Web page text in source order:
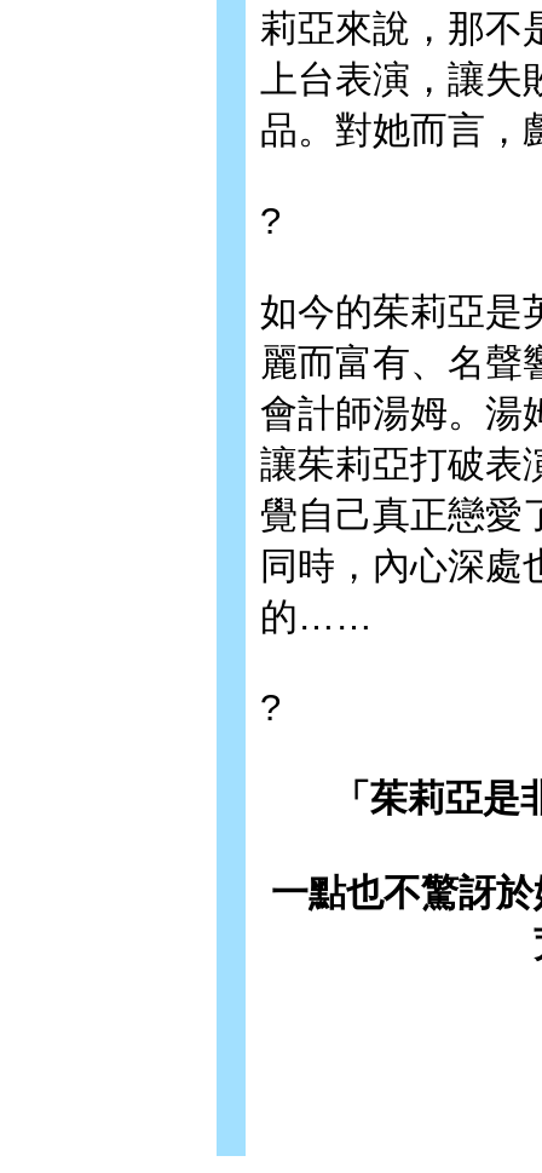
莉亞來說，那不
上台表演，讓失
品。對她而言，
?
如今的茱莉亞是
麗而富有、名聲
會計師湯姆。湯
讓茱莉亞打破表
覺自己真正戀愛
同時，內心深處
的……
?
「 茱莉亞是
一點也不驚訝